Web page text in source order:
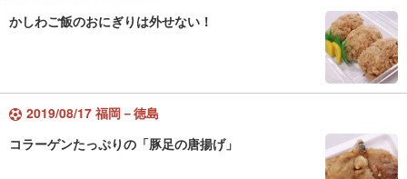
かしわご飯のおにぎりは外せない！
2019/08/17 福岡－徳島
コラーゲンたっぷりの「豚足の唐揚げ」